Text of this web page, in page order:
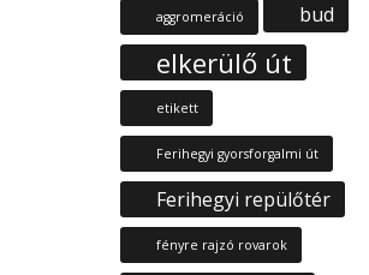
aggromeráció bud
elkerülő út
etikett
Ferihegyi gyorsforgalmi út
Ferihegyi repülőtér
fényre rajzó rovarok